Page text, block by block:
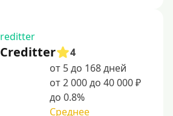
Creditter
4
от 5 до 168 дней
от 2 000 до 40 000 ₽
до 0.8%
Среднее